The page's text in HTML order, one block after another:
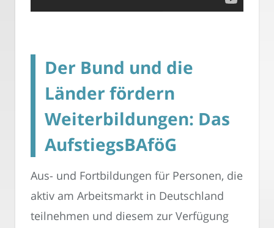
Der Bund und die
Länder fördern
Weiterbildungen: Das
AufstiegsBAföG
Aus- und Fortbildungen für Personen, die
aktiv am Arbeitsmarkt in Deutschland
teilnehmen und diesem zur Verfügung